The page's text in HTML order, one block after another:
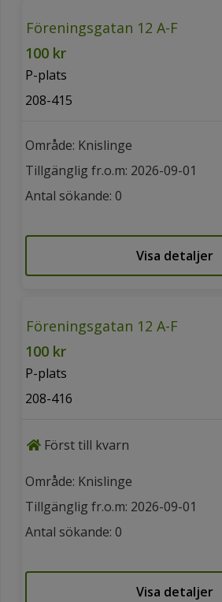
Föreningsgatan 12 A-F
100 kr
P-plats
208-415
Område: Knislinge
Tillgänglig fr.o.m: 2026-09-01
Antal sökande: 0
Visa detaljer
Föreningsgatan 12 A-F
100 kr
P-plats
208-416
Först till kvarn
Område: Knislinge
Tillgänglig fr.o.m: 2026-09-01
Antal sökande: 0
Visa detaljer